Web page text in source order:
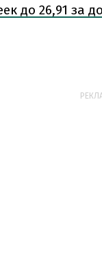
до 26,91 за